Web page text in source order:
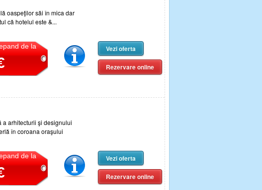
oaspeţilor săi în mica dar
că hotelul este &...
de la Vezi oferta
Rezervare online
a arhitecturii şi designului
în coroana oraşului
de la Vezi oferta
Rezervare online